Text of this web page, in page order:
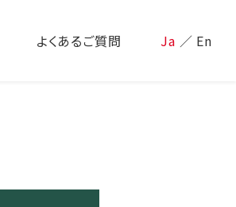
よくあるご質問 Ja ／ En